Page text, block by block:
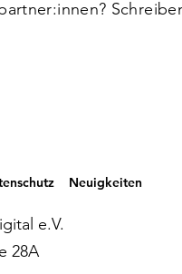
Neuigkeiten
e.V.
28A